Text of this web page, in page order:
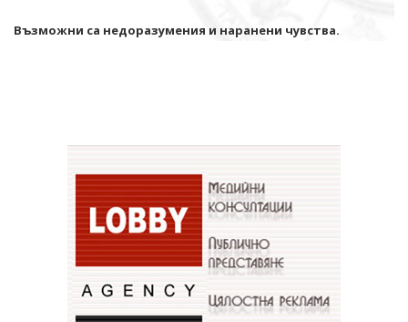
Възможни са недоразумения и наранени чувства.